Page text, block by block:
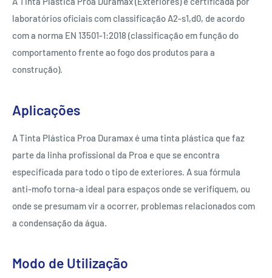
laboratórios oficiais com classificação A2-s1,d0, de acordo
com a norma EN 13501-1:2018 (classificação em função do
comportamento frente ao fogo dos produtos para a
construção).
Aplicações
A Tinta Plástica Proa Duramax é uma tinta plástica que faz
parte da linha profissional da Proa e que se encontra
especificada para todo o tipo de exteriores. A sua fórmula
anti-mofo torna-a ideal para espaços onde se verifiquem, ou
onde se presumam vir a ocorrer, problemas relacionados com
a condensação da água.
Modo de Utilização